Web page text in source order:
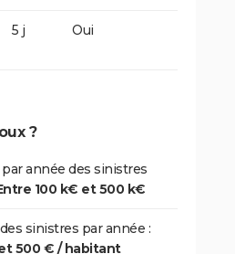
5 j Oui
?
année des sinistres
100 k€ et 500 k€
sinistres par année :
500 € / habitant